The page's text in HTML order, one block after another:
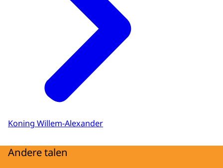
Koning Willem-Alexander
Andere talen